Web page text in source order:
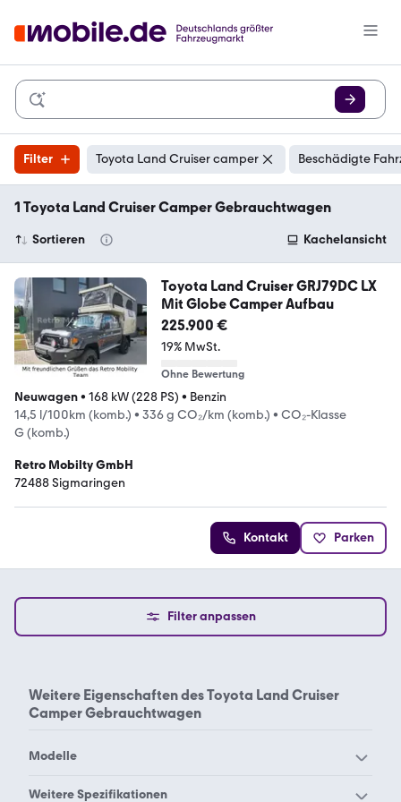
Filter Toyota Land Cruiser camper Beschädigte
1 Toyota Land Cruiser Camper Gebrauchtwagen
Sortieren Kachelansicht
Toyota Land Cruiser GRJ79DC LX
Mit Globe Camper Aufbau
225.900 €
19% MwSt.
Ohne Bewertung
Neuwagen• 168 kW (228 PS) • Benzin
14,5 l/100km (komb.) • 336 g CO₂/km (komb.) • CO₂-Klasse
G (komb.)
Retro Mobilty GmbH
72488 Sigmaringen
Kontakt Parken
Filter anpassen
Weitere Eigenschaften desToyota Land Cruiser
Camper Gebrauchtwagen
Modelle
Toyota 4-Runner
Weitere Spezifikationen